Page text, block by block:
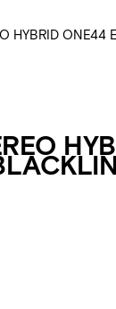
HYBRID ONE44